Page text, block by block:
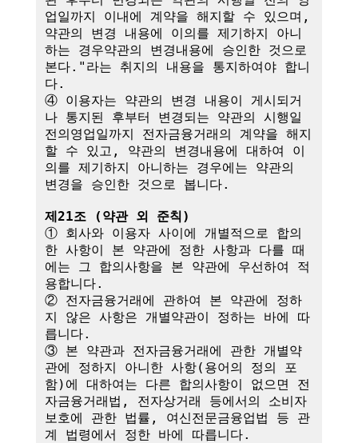
업일까지 이내에 계약을 해지할 수 있으며,
약관의 변경 내용에 이의를 제기하지 아니
하는 경우약관의 변경내용에 승인한 것으로
본다."라는 취지의 내용을 통지하여야 합니
다.
④ 이용자는 약관의 변경 내용이 게시되거
나 통지된 후부터 변경되는 약관의 시행일
전의영업일까지 전자금융거래의 계약을 해지
할 수 있고, 약관의 변경내용에 대하여 이
의를 제기하지 아니하는 경우에는 약관의
변경을 승인한 것으로 봅니다.
제21조 (약관 외 준칙)
① 회사와 이용자 사이에 개별적으로 합의
한 사항이 본 약관에 정한 사항과 다를 때
에는 그 합의사항을 본 약관에 우선하여 적
용합니다.
② 전자금융거래에 관하여 본 약관에 정하
지 않은 사항은 개별약관이 정하는 바에 따
릅니다.
③ 본 약관과 전자금융거래에 관한 개별약
관에 정하지 아니한 사항(용어의 정의 포
함)에 대하여는 다른 합의사항이 없으면 전
자금융거래법, 전자상거래 등에서의 소비자
보호에 관한 법률, 여신전문금융업법 등 관
계 법령에서 정한 바에 따릅니다.